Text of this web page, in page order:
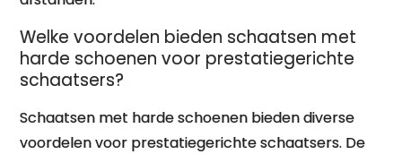
Welke voordelen bieden schaatsen met
harde schoenen voor prestatiegerichte
schaatsers?
Schaatsen met harde schoenen bieden diverse
voordelen voor prestatiegerichte schaatsers. De